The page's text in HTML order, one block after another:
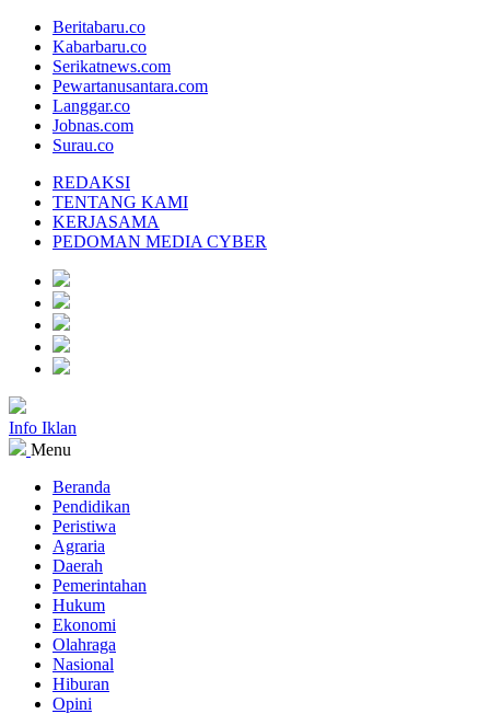
Beritabaru.co
Kabarbaru.co
Serikatnews.com
Pewartanusantara.com
Langgar.co
Jobnas.com
Surau.co
REDAKSI
TENTANG KAMI
KERJASAMA
PEDOMAN MEDIA CYBER
Info Iklan
Menu
Beranda
Pendidikan
Peristiwa
Agraria
Daerah
Pemerintahan
Hukum
Ekonomi
Olahraga
Nasional
Hiburan
Opini